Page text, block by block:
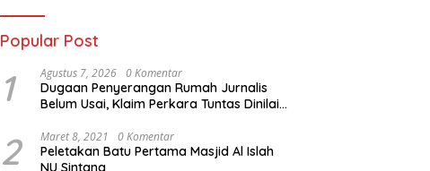
Popular Post
1 Agustus 7, 2026 0 Komentar
Dugaan Penyerangan Rumah Jurnalis
Belum Usai, Klaim Perkara Tuntas Dinilai
2 Maret 8, 2021 0 Komentar
Peletakan Batu Pertama Masjid Al Islah
NU Sintang